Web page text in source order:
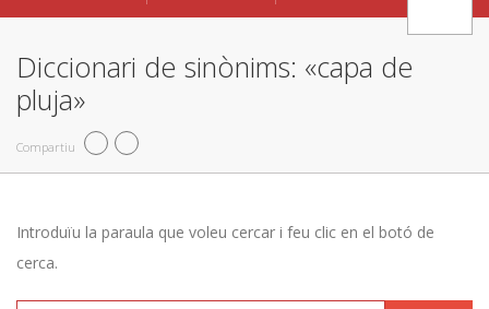
Diccionari de sinònims: «capa de
pluja»
Compartiu
Introduïu la paraula que voleu cercar i feu clic en el botó de
cerca.